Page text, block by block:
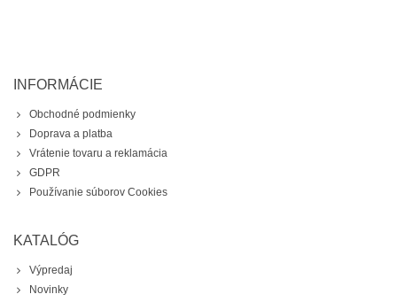
INFORMÁCIE
Obchodné podmienky
Doprava a platba
Vrátenie tovaru a reklamácia
GDPR
Používanie súborov Cookies
KATALÓG
Výpredaj
Novinky